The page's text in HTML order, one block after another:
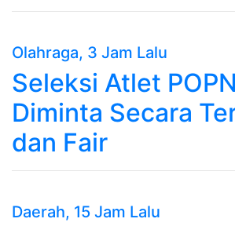
Olahraga, 3 Jam Lalu
Seleksi Atlet
Diminta Secara
dan Fair
Daerah, 15 Jam Lalu